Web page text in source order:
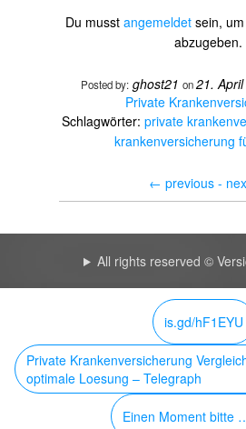
Du musst angemeldet sein,
abzugeben.
Posted by: ghost21 on21.
Private
Schlagwörter: private
krankenversicherung
← previous -
All rights reserved ©
is.gd/hF1EYU
Private Krankenversicherung
optimale Loesung – Telegraph
Einen Moment bitte